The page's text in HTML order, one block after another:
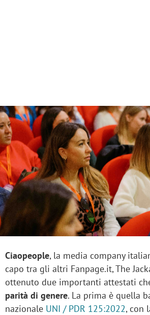
Ciaopeople, la media company
capo tra gli altri Fanpage.it, The
ottenuto due importanti attestati
parità di genere. La prima è quella
nazionale UNI / PDR 125:2022, con